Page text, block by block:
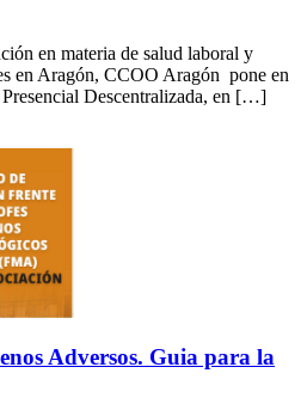
en materia de salud laboral y
en Aragón, CCOO Aragón pone en
Descentralizada, en […]
Adversos. Guia para la